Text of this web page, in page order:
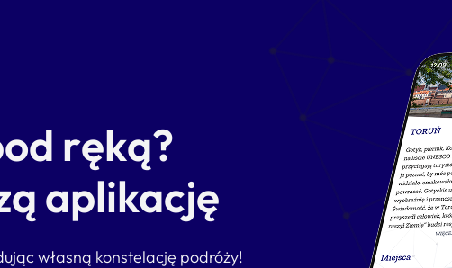
ręką?
aplikację
własną konstelację podróży!